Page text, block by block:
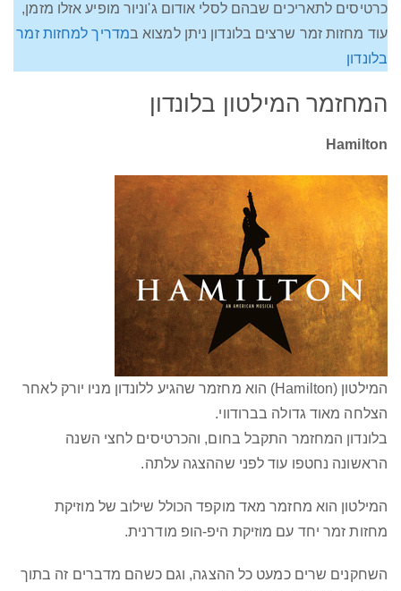
כרטיסים לתאריכים שבהם לסלי אודום ג'וניור מופיע אזלו מזמן,
עוד מחזות זמר שרצים בלונדון ניתן למצוא במדריך למחזות זמר
בלונדון
המחזמר המילטון בלונדון
Hamilton
המילטון (Hamilton)
הוא מחזמר שהגיע ללונדון מניו יורק לאחר
הצלחה מאוד גדולה בברודווי.
בלונדון המחזמר התקבל בחום, והכרטיסים לחצי השנה
הראשונה נחטפו עוד לפני שההצגה עלתה.
המילטון הוא מחזמר מאד מוקפד הכולל שילוב של מוזיקת
מחזות זמר יחד עם מוזיקת היפ-הופ מודרנית.
השחקנים שרים כמעט כל ההצגה, וגם כשהם מדברים זה בתוך